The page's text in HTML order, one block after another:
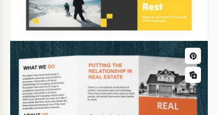
Google Slides
Folheto de Viagem Inteligente.